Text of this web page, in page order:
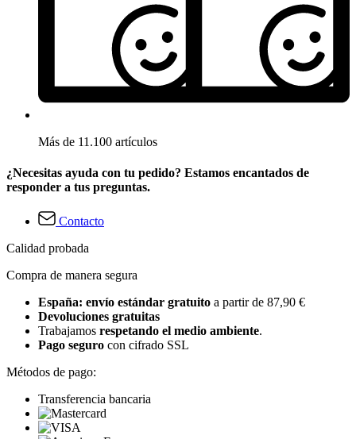
Más de 11.100 artículos
¿Necesitas ayuda con tu pedido? Estamos encantados de
responder a tus preguntas.
Contacto
Calidad probada
Compra de manera segura
España: envío estándar gratuito a partir de 87,90 €
Devoluciones gratuitas
Trabajamos respetando el medio ambiente.
Pago seguro con cifrado SSL
Métodos de pago:
Transferencia bancaria